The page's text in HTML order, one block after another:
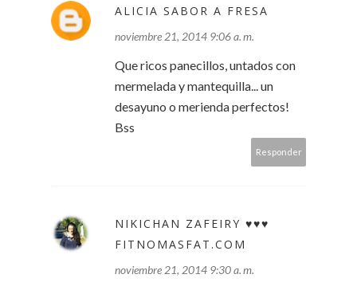
ALICIA SABOR A FRESA
noviembre 21, 2014 9:06 a. m.
Que ricos panecillos, untados con
mermelada y mantequilla... un
desayuno o merienda perfectos!
Bss
Responder
NIKICHAN ZAFEIRY ♥♥♥
FITNOMASFAT.COM
noviembre 21, 2014 9:30 a. m.